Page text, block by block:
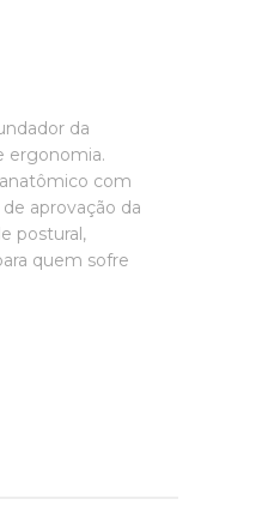
da
ergonomia.
com
aprovação da
postural,
quem sofre